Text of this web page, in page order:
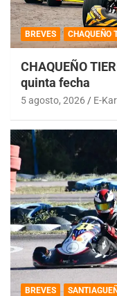
BREVES CHAQUEÑO
CHAQUEÑO
quinta fecha
5 agosto, 2026 E-
BREVES